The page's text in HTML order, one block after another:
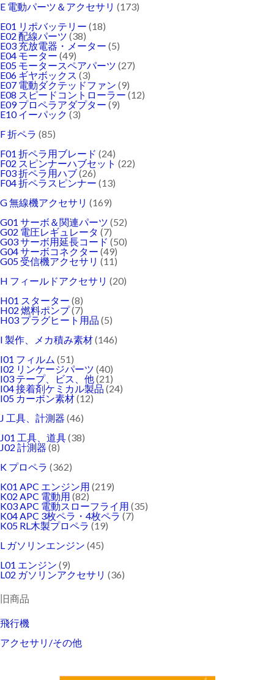
E 電動パーツ＆アクセサリ (173)
E01 リポバッテリー (18)
E02 配線パーツ (38)
E03 充放電器・メーター (5)
E04 モーター (49)
E05 モータースペアパーツ (27)
E06 ギヤボックス (3)
E07 電動ダクテッドファン (9)
E08 スピードコントローラー (12)
E09 プロペラアダプター (9)
E10 イーパック (3)
F 折ペラ (85)
F01 折ペラ用ブレード (24)
F02 スピンナーハブセット (22)
F03 折ペラ用ハブ(26)
F04 折ペラスピンナー (13)
G 無線機アクセサリ (169)
G01 サーボ＆関連パーツ (52)
G02 電圧レギュレータ (7)
G03 サーボ用延長コード (50)
G04 サーボコネクター (49)
G05 受信機アクセサリ (11)
H フィールドアクセサリ (20)
H01 スターター (8)
H02 燃料ポンプ(7)
H03 プラグヒート用品 (5)
I 製作、メカ積み素材(146)
I01 フィルム (51)
I02 リンケージパーツ (40)
I03 テープ、ビス、他(21)
I04 接着剤ケミカル製品 (24)
I05 カーボン素材(12)
J 工具、計測器 (46)
J01 工具、道具(38)
J02 計測器 (8)
K プロペラ (362)
K01 APC エンジン用 (219)
K02 APC 電動用 (82)
K03 APC 電動スローフライ用 (35)
K04 APC 3枚ペラ・4枚ペラ (7)
K05 RL木製プロペラ (19)
L ガソリンエンジン (45)
L01 エンジン (9)
L02 ガソリンアクセサリ (36)
旧商品
飛行機
アクセサリ/その他